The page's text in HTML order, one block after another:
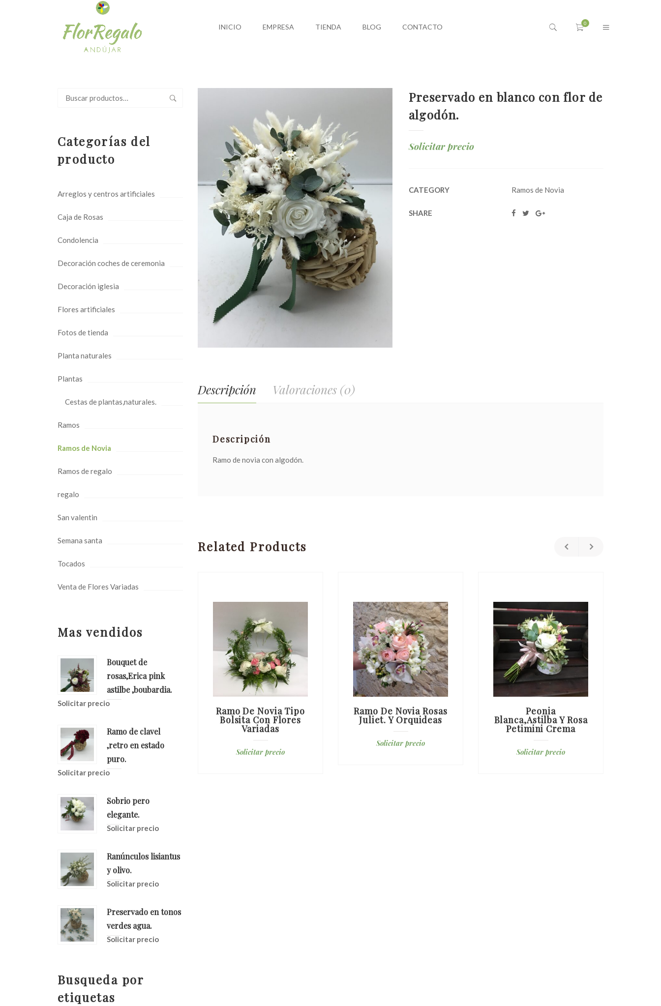
INICIO EMPRESA TIENDA BLOG CONTACTO
Buscar
Categorías del
producto
Arreglos y centros artificiales
Caja de Rosas
Condolencia
Decoración coches de ceremonia
Decoración iglesia
Flores artificiales
Fotos de tienda
Planta naturales
Plantas
Cestas de plantas,naturales.
Ramos
Ramos de Novia
Ramos de regalo
regalo
San valentin
Semana santa
Tocados
Venta de Flores Variadas
Mas vendidos
Bouquet de
rosas,Erica pink
astilbe ,boubardia.
Solicitar precio
Ramo de clavel
,retro en estado
puro.
Solicitar precio
Sobrio pero
elegante.
Solicitar precio
Ranúnculos lisiantus
y olivo.
Solicitar precio
Preservado en tonos
verdes agua.
Solicitar precio
Busqueda por
etiquetas
Preservado en blanco con flor de
algodón.
Solicitar precio
CATEGORY Ramos de Novia
SHARE
Descripción Valoraciones (0)
Descripción
Ramo de novia con algodón.
Related Products
Solicitar precio
Ramo De Novia Tipo
Bolsita Con Flores
Variadas
Solicitar precio
Ramo De Novia Rosas
Juliet. Y Orquideas
Solicitar precio
Peonia
Blanca,astilba Y Rosa
Petimini Crema
Solicitar precio